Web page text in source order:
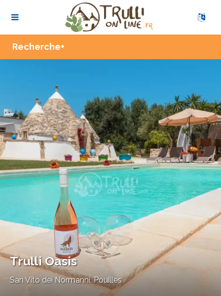
Recherche+
Trulli Oasis
San Vito dei Normanni, Pouilles